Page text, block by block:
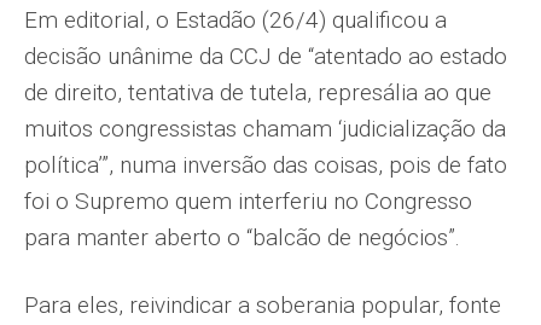
Em editorial, o Estadão (26/4) qualificou a
decisão unânime da CCJ de “atentado ao estado
de direito, tentativa de tutela, represália ao que
muitos congressistas chamam ‘judicialização da
política’”, numa inversão das coisas, pois de fato
foi o Supremo quem interferiu no Congresso
para manter aberto o “balcão de negócios”.
Para eles, reivindicar a soberania popular, fonte